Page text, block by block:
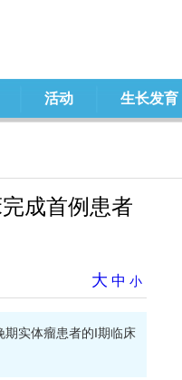
活动 生长发育
成首例患者
大 中 小
期实体瘤患者的I期临床